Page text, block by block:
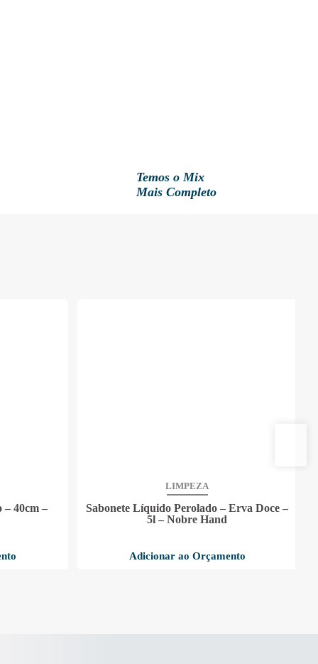
Temos o Mix
Mais Completo
– 40cm –
LIMPEZA
Sabonete Líquido Perolado – Erva Doce –
5l – Nobre Hand
Adicionar ao Orçamento